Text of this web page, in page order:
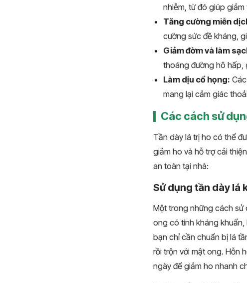
nhiễm, từ đó giúp
Tăng cường miễn
cường sức đề kháng,
Giảm đờm và làm
thoáng đường hô hấp,
Làm dịu cổ họng:
mang lại cảm giác
Các cách sử
Tần dày lá trị ho có thể
giảm ho và hỗ trợ cải
an toàn tại nhà:
Sử dụng tần dày lá
Một trong những cách sử
ong có tính kháng khuẩn,
bạn chỉ cần chuẩn bị lá
rồi trộn với mật ong. Hỗn
ngày để giảm ho nhanh